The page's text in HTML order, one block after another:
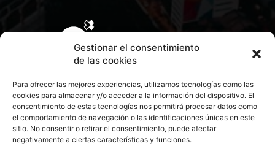
Gestionar el consentimiento
de las cookies
Para ofrecer las mejores experiencias, utilizamos tecnologías como las
cookies para almacenar y/o acceder a la información del dispositivo. El
consentimiento de estas tecnologías nos permitirá procesar datos como
el comportamiento de navegación o las identificaciones únicas en este
sitio. No consentir o retirar el consentimiento, puede afectar
negativamente a ciertas características y funciones.
CONTACTA CON NOSOTROS